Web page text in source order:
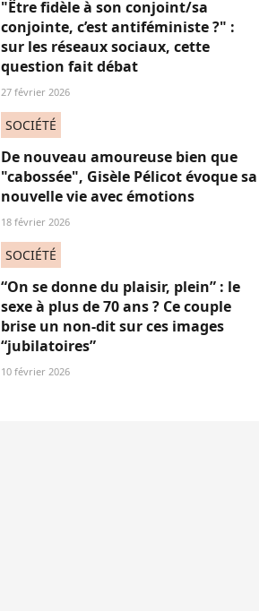
"Être fidèle à son conjoint/sa
conjointe, c’est antiféministe ?" :
sur les réseaux sociaux, cette
question fait débat
27 février 2026
SOCIÉTÉ
De nouveau amoureuse bien que
"cabossée", Gisèle Pélicot évoque sa
nouvelle vie avec émotions
18 février 2026
SOCIÉTÉ
“On se donne du plaisir, plein” : le
sexe à plus de 70 ans ? Ce couple
brise un non-dit sur ces images
“jubilatoires”
10 février 2026